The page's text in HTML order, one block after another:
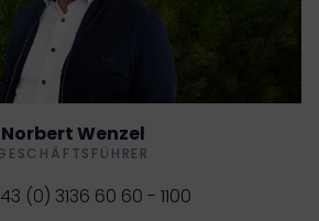
Norbert Wenzel
(0) 3136 60 60 - 1100